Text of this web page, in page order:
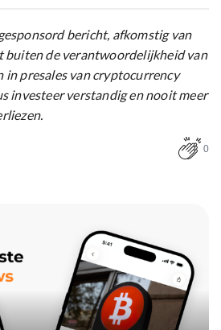
bericht, afkomstig van
buiten de verantwoordelijkheid van
in presales van cryptocurrency
investeer verstandig en nooit meer
0